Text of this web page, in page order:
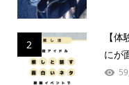
2
【
にが